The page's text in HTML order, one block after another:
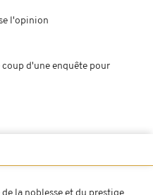
l'opinion
coup d'une enquête pour